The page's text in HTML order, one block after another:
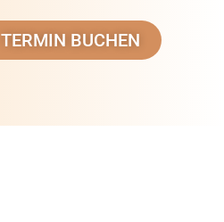
TERMIN BUCHEN